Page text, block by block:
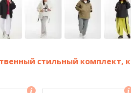
стильный комплект,